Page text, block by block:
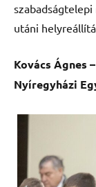
utáni
Kovács Ágnes
Nyíregyházi